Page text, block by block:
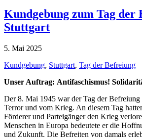
Kundgebung zum Tag der
Stuttgart
5. Mai 2025
Kundgebung, Stuttgart, Tag der Befreiung
Unser Auftrag: Antifaschismus!
Der 8. Mai 1945 war der Tag der Befreiung
Terror und vom Krieg. An diesem Tag
Förderer und Parteigänger den Krieg
Menschen in Europa bedeutete er die
und Zukunft. Die Befreiten von damals